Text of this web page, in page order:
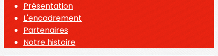
Présentation
L'encadrement
Partenaires
Notre histoire